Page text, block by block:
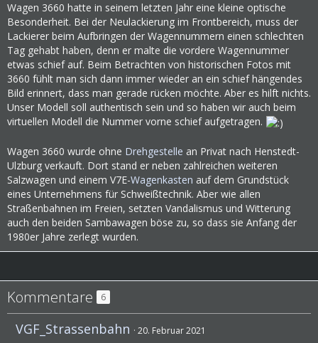
Wagen 3660 hatte in seinem letzten Jahr eine kleine optische
Besonderheit. Bei der Neulackierung im Frontbereich, muss der
Lackierer beim Aufbringen der Wagennummern einen schlechten
Tag gehabt haben, denn er malte die vordere Wagennummer
etwas schief auf. Beim Betrachten von historischen Fotos mit
3660 fühlt man sich dann immer wieder an ein schief hängendes
Bild erinnert, dass man gerade rücken möchte. Aber es hilft nichts.
Unser Modell soll authentisch sein und so haben wir auch beim
virtuellen Modell die Nummer vorne schief aufgetragen.
Wagen 3660 wurde ohne Drehgestelle an Privat nach Henstedt-
Ulzburg verkauft. Dort stand er neben zahlreichen weiteren
Salzwagen und einem V7E-Wagenkasten auf dem Grundstück
eines Unternehmens für Schweißtechnik. Aber wie allen
Straßenbahnen im Freien, setzten Vandalismus und Witterung
auch den beiden Sambawagen böse zu, so dass sie Anfang der
1980er Jahre zerlegt wurden.
Kommentare 6
VGF_Strassenbahn 20. Februar 2021